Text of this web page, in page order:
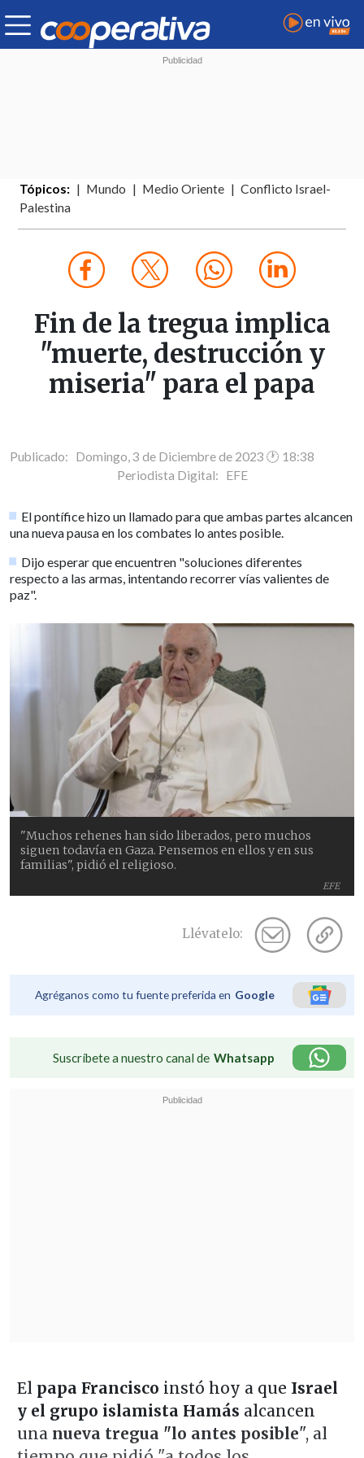
Tópicos: Mundo Medio Oriente
Conflicto Israel-
Palestina
Fin de la tregua implica
"muerte, destrucción y
miseria" para el papa
Publicado: Domingo, 3 de Diciembre de 2023 🕐 18:38
Periodista Digital: EFE
El pontífice hizo un llamado para que ambas partes alcancen
una nueva pausa en los combates lo antes posible.
Dijo esperar que encuentren "soluciones diferentes
respecto a las armas, intentando recorrer vías valientes de
paz".
EFE
"Muchos rehenes han sido liberados, pero muchos
siguen todavía en Gaza. Pensemos en ellos y en sus
familias", pidió el religioso.
Llévatelo:
Agréganos como tu fuente preferida en Google
Suscríbete a nuestro canal de Whatsapp
El papa Francisco instó hoy a que Israel
y el grupo islamista Hamás alcancen
una nueva tregua "lo antes posible", al